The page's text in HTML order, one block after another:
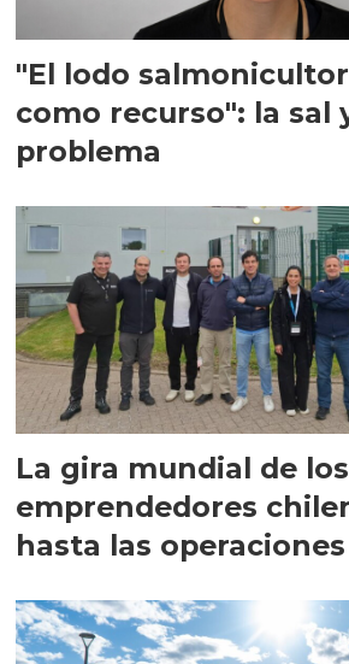
"El lodo
como recurso": la sal
problema
La gira mundial de los
emprendedores
hasta las